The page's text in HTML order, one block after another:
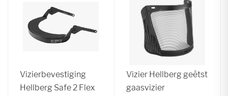
Vizierbevestiging
Hellberg Safe 2 Flex
Vizier Hellberg geëtst
gaasvizier